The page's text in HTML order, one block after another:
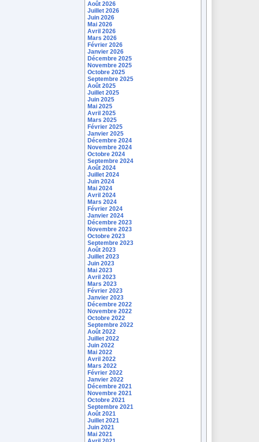
Août 2026
Juillet 2026
Juin 2026
Mai 2026
Avril 2026
Mars 2026
Février 2026
Janvier 2026
Décembre 2025
Novembre 2025
Octobre 2025
Septembre 2025
Août 2025
Juillet 2025
Juin 2025
Mai 2025
Avril 2025
Mars 2025
Février 2025
Janvier 2025
Décembre 2024
Novembre 2024
Octobre 2024
Septembre 2024
Août 2024
Juillet 2024
Juin 2024
Mai 2024
Avril 2024
Mars 2024
Février 2024
Janvier 2024
Décembre 2023
Novembre 2023
Octobre 2023
Septembre 2023
Août 2023
Juillet 2023
Juin 2023
Mai 2023
Avril 2023
Mars 2023
Février 2023
Janvier 2023
Décembre 2022
Novembre 2022
Octobre 2022
Septembre 2022
Août 2022
Juillet 2022
Juin 2022
Mai 2022
Avril 2022
Mars 2022
Février 2022
Janvier 2022
Décembre 2021
Novembre 2021
Octobre 2021
Septembre 2021
Août 2021
Juillet 2021
Juin 2021
Mai 2021